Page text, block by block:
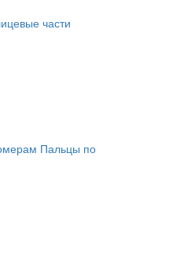
части
Пальцы по